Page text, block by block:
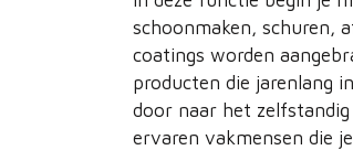
schoonmaken, schuren,
coatings worden
producten die jarenlang
door naar het
ervaren vakmensen die